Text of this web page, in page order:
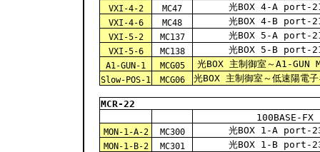
VXI-4-2 MC47 光BOX 4-A port-
VXI-4-6 MC48 光BOX 4-B port-
VXI-5-2 MC137 光BOX 5-A port-
VXI-5-6 MC138 光BOX 5-B port-
A1-GUN-1 MCG05 光BOX 主制御室～A1-
Slow-POS-1 MCG06 光BOX 主制御室～低速陽
MCR-22
100BASE-FX
MON-1-A-2 MC300 光BOX 1-A port-
MON-1-B-2 MC301 光BOX 1-B port-